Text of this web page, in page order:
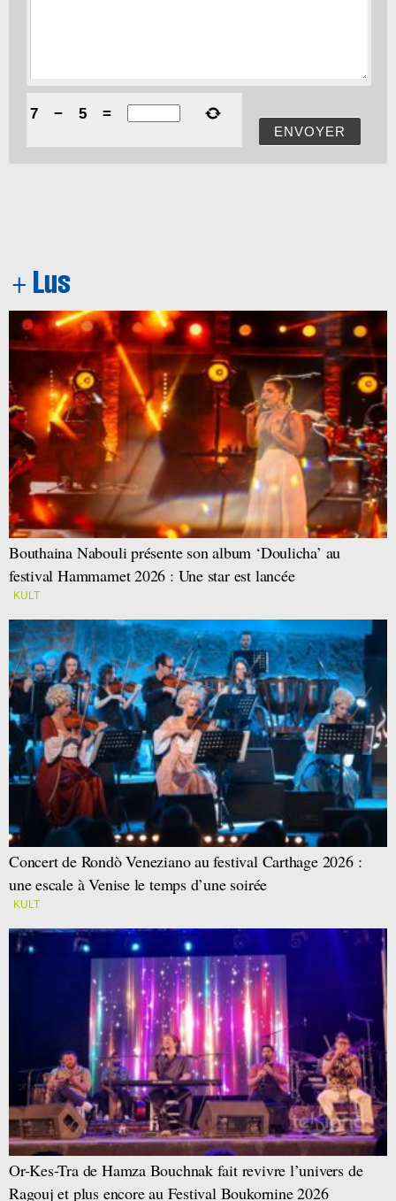
ENVOYER
7 − 5 =
Bouthaina Nabouli présente son album ‘Doulicha’ au
festival Hammamet 2026 : Une star est lancée
KULT
Concert de Rondò Veneziano au festival Carthage 2026 :
une escale à Venise le temps d’une soirée
KULT
Or-Kes-Tra de Hamza Bouchnak fait revivre l’univers de
Ragouj et plus encore au Festival Boukornine 2026